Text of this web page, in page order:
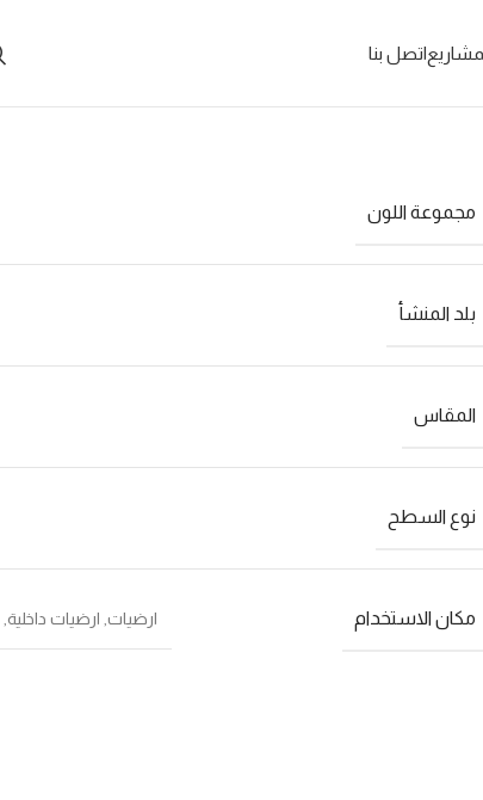
اتصل بنا
مجموعة اللون
بلد المنشأ
المقاس
نوع السطح
مكان الاستخدام ارضيات ارضيات داخلية